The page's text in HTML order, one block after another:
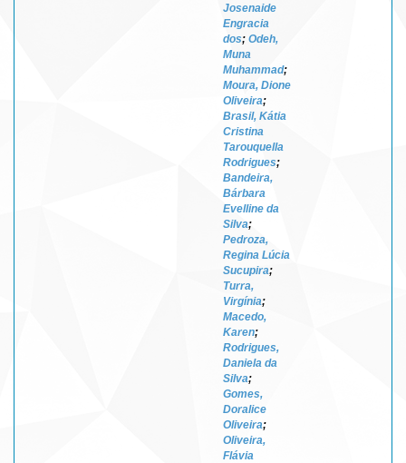
Josenaide
Engracia
dos; Odeh,
Muna
Muhammad;
Moura, Dione
Oliveira;
Brasil, Kátia
Cristina
Tarouquella
Rodrigues;
Bandeira,
Bárbara
Evelline da
Silva;
Pedroza,
Regina Lúcia
Sucupira;
Turra,
Virgínia;
Macedo,
Karen;
Rodrigues,
Daniela da
Silva;
Gomes,
Doralice
Oliveira;
Oliveira,
Flávia